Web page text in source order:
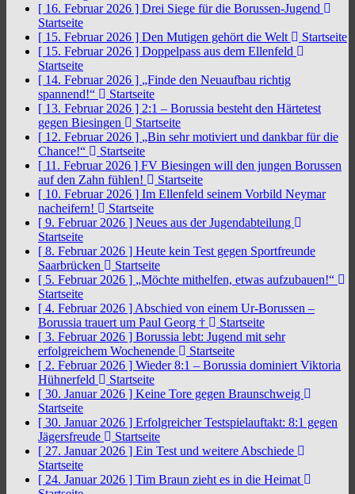
[ 16. Februar 2026 ] Drei Siege für die Borussen-Jugend
Startseite
[ 15. Februar 2026 ] Den Mutigen gehört die Welt
Startseite
[ 15. Februar 2026 ] Doppelpass aus dem Ellenfeld
Startseite
[ 14. Februar 2026 ] „Finde den Neuaufbau richtig
spannend!“
Startseite
[ 13. Februar 2026 ] 2:1 – Borussia besteht den Härtetest
gegen Biesingen
Startseite
[ 12. Februar 2026 ] „Bin sehr motiviert und dankbar für die
Chance!“
Startseite
[ 11. Februar 2026 ] FV Biesingen will den jungen Borussen
auf den Zahn fühlen!
Startseite
[ 10. Februar 2026 ] Im Ellenfeld seinem Vorbild Neymar
nacheifern!
Startseite
[ 9. Februar 2026 ] Neues aus der Jugendabteilung
Startseite
[ 8. Februar 2026 ] Heute kein Test gegen Sportfreunde
Saarbrücken
Startseite
[ 5. Februar 2026 ] „Möchte mithelfen, etwas aufzubauen!“
Startseite
[ 4. Februar 2026 ] Abschied von einem Ur-Borussen –
Borussia trauert um Paul Georg †
Startseite
[ 3. Februar 2026 ] Borussia lebt: Jugend mit sehr
erfolgreichem Wochenende
Startseite
[ 2. Februar 2026 ] Wieder 8:1 – Borussia dominiert Viktoria
Hühnerfeld
Startseite
[ 30. Januar 2026 ] Keine Tore gegen Braunschweig
Startseite
[ 30. Januar 2026 ] Erfolgreicher Testspielauftakt: 8:1 gegen
Jägersfreude
Startseite
[ 27. Januar 2026 ] Ein Test und weitere Abschiede
Startseite
[ 24. Januar 2026 ] Tim Braun zieht es in die Heimat